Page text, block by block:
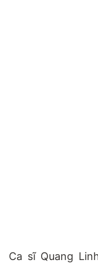
Ca sĩ Quang